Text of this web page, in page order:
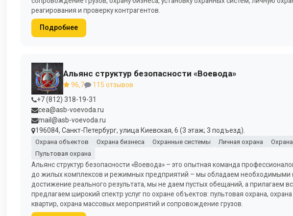
реагирования и проверку контрагентов.
Подробнее
Альянс структур безопасности «Воевода»
96,7
115 отзывов
+7 (812) 318-19-31
cea@asb-voevoda.ru
mail@asb-voevoda.ru
196084, Санкт-Петербург, улица Киевская, 6 (3 этаж; 3 подъезд).
Охрана объектов Охрана бизнеса Охранные системы Личная охрана
Пультовая охрана
Альянс структур безопасности «Воевода» – это опытная команда
до жилых комплексов и режимных предприятий – мы обладаем необходимыми
достижение реального результата, мы не даем пустых обещаний, а прилагаем
предлагаем широкий спектр услуг по охране объектов: пультовая охрана,
квартир, охрана массовых мероприятий и сопровождение грузов.